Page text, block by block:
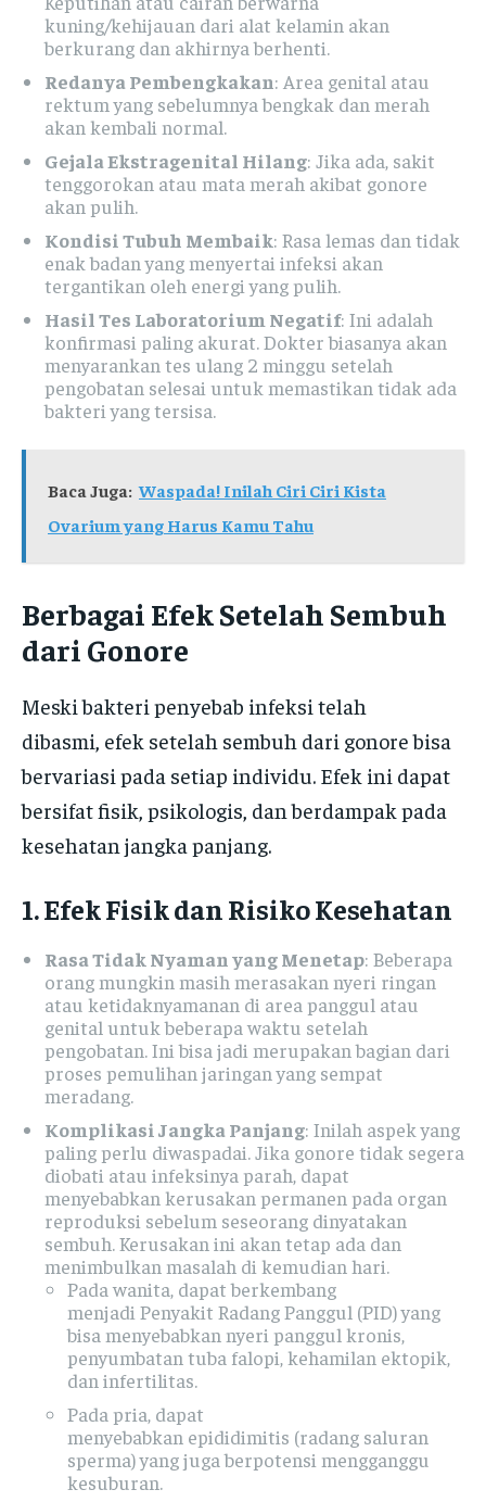
kuning/kehijauan dari alat kelamin akan
berkurang dan akhirnya berhenti.
Redanya Pembengkakan: Area genital atau
rektum yang sebelumnya bengkak dan merah
akan kembali normal.
Gejala Ekstragenital Hilang: Jika ada, sakit
tenggorokan atau mata merah akibat gonore
akan pulih.
Kondisi Tubuh Membaik: Rasa lemas dan tidak
enak badan yang menyertai infeksi akan
tergantikan oleh energi yang pulih.
Hasil Tes Laboratorium Negatif: Ini adalah
konfirmasi paling akurat. Dokter biasanya akan
menyarankan tes ulang 2 minggu setelah
pengobatan selesai untuk memastikan tidak ada
bakteri yang tersisa.
Baca Juga: Waspada! Inilah Ciri Ciri Kista
Ovarium yang Harus Kamu Tahu
Berbagai Efek Setelah Sembuh
dari Gonore
Meski bakteri penyebab infeksi telah
dibasmi, efek setelah sembuh dari gonore bisa
bervariasi pada setiap individu. Efek ini dapat
bersifat fisik, psikologis, dan berdampak pada
kesehatan jangka panjang.
1. Efek Fisik dan Risiko Kesehatan
Rasa Tidak Nyaman yang Menetap: Beberapa
orang mungkin masih merasakan nyeri ringan
atau ketidaknyamanan di area panggul atau
genital untuk beberapa waktu setelah
pengobatan. Ini bisa jadi merupakan bagian dari
proses pemulihan jaringan yang sempat
meradang.
Komplikasi Jangka Panjang: Inilah aspek yang
paling perlu diwaspadai. Jika gonore tidak segera
diobati atau infeksinya parah, dapat
menyebabkan kerusakan permanen pada organ
reproduksi sebelum seseorang dinyatakan
sembuh. Kerusakan ini akan tetap ada dan
menimbulkan masalah di kemudian hari.
Pada wanita, dapat berkembang
menjadi Penyakit Radang Panggul (PID) yang
bisa menyebabkan nyeri panggul kronis,
penyumbatan tuba falopi, kehamilan ektopik,
dan infertilitas.
Pada pria, dapat
menyebabkan epididimitis (radang saluran
sperma) yang juga berpotensi mengganggu
kesuburan.